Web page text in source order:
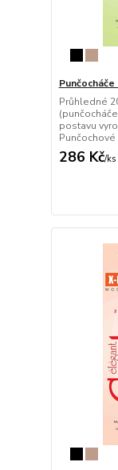
Průhledné
postavu
Punčochové
286 Kč/ks